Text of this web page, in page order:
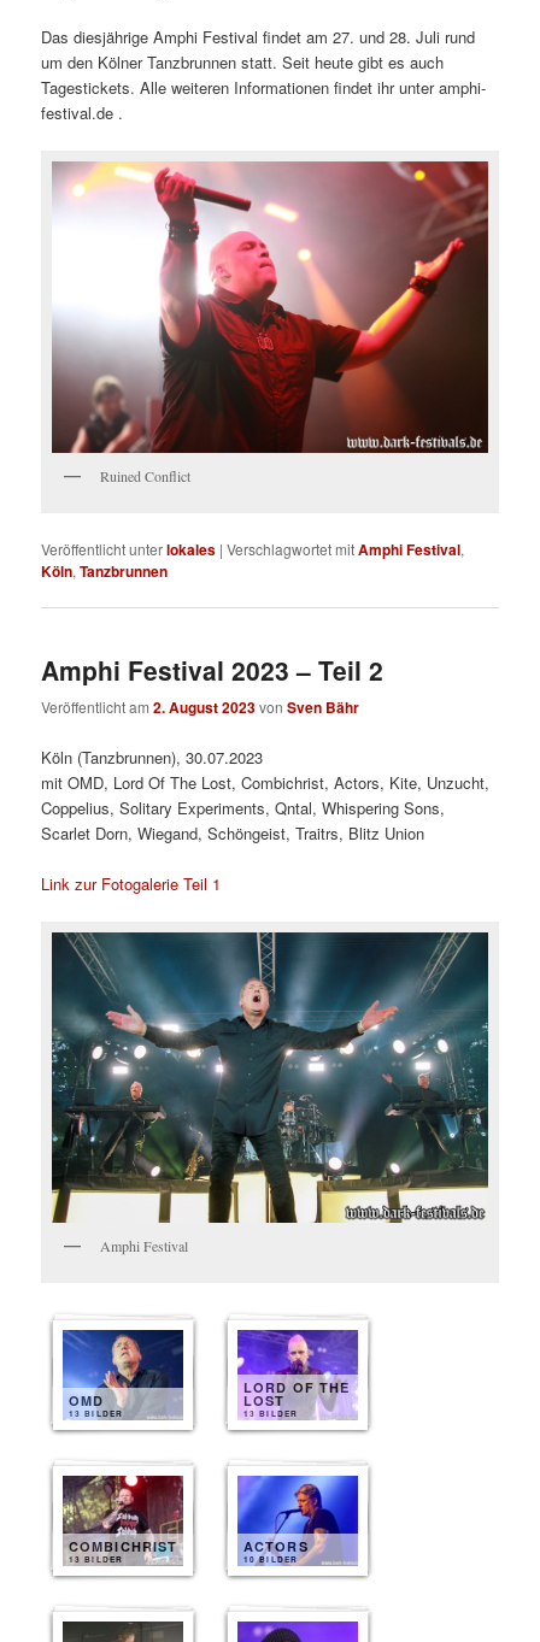
Das diesjährige Amphi Festival findet am 27. und 28. Juli rund
um den Kölner Tanzbrunnen statt. Seit heute gibt es auch
Tagestickets. Alle weiteren Informationen findet ihr unter amphi-
festival.de .
Ruined Conflict
Veröffentlicht unterlokales |Verschlagwortet mitAmphi Festival,
Köln,Tanzbrunnen
Amphi Festival 2023 – Teil 2
Veröffentlicht am2. August 2023vonSven Bähr
Köln (Tanzbrunnen), 30.07.2023
mit OMD, Lord Of The Lost, Combichrist, Actors, Kite, Unzucht,
Coppelius, Solitary Experiments, Qntal, Whispering Sons,
Scarlet Dorn, Wiegand, Schöngeist, Traitrs, Blitz Union
Link zur Fotogalerie Teil 1
Amphi Festival
OMD
13 BILDER
LORD OF THE
LOST
13 BILDER
COMBICHRIST
13 BILDER
ACTORS
10 BILDER